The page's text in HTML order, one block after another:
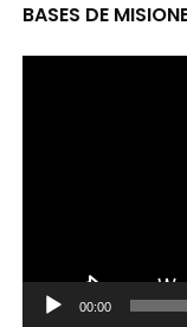
BASES DE
00:00